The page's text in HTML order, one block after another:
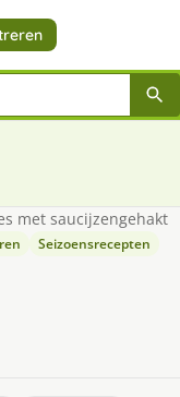
met saucijzengehakt
Seizoensrecepten